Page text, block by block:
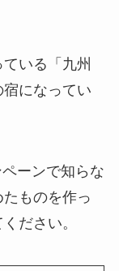
いる「九州
になってい
ーンで知らな
ものを作っ
ださい。